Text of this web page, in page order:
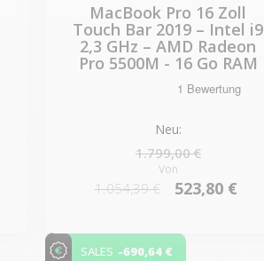
MacBook Pro 16 Zoll
Touch Bar 2019 – Intel i9
2,3 GHz – AMD Radeon
Pro 5500M - 16 Go RAM
Neu:
1.799,00 €
Von
1.054,39 € 523,80 €
SALES -690,64 €